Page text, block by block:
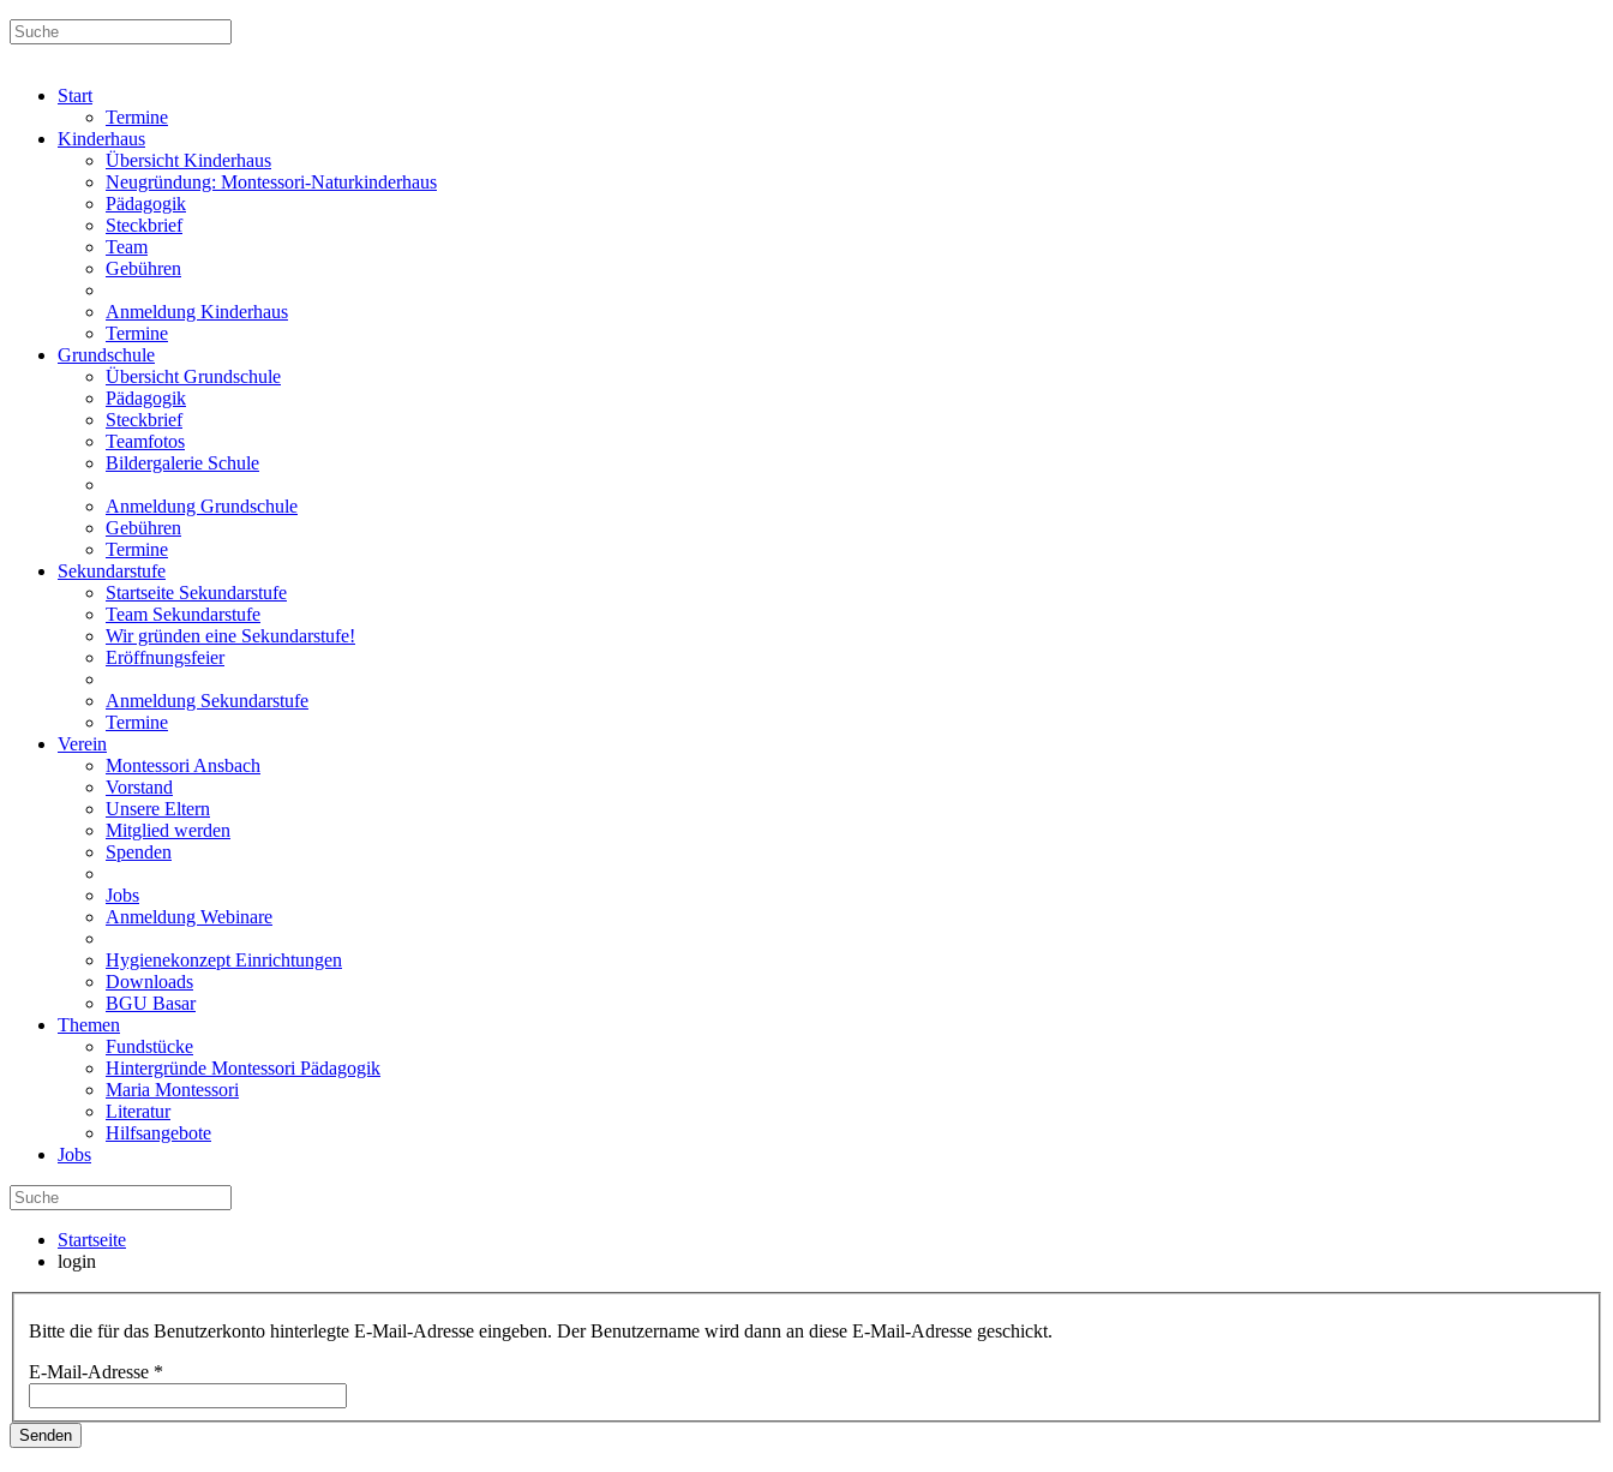
Start
Termine
Kinderhaus
Übersicht Kinderhaus
Neugründung: Montessori-Naturkinderhaus
Pädagogik
Steckbrief
Team
Gebühren
Anmeldung Kinderhaus
Termine
Grundschule
Übersicht Grundschule
Pädagogik
Steckbrief
Teamfotos
Bildergalerie Schule
Anmeldung Grundschule
Gebühren
Termine
Sekundarstufe
Startseite Sekundarstufe
Team Sekundarstufe
Wir gründen eine Sekundarstufe!
Eröffnungsfeier
Anmeldung Sekundarstufe
Termine
Verein
Montessori Ansbach
Vorstand
Unsere Eltern
Mitglied werden
Spenden
Jobs
Anmeldung Webinare
Hygienekonzept Einrichtungen
Downloads
BGU Basar
Themen
Fundstücke
Hintergründe Montessori Pädagogik
Maria Montessori
Literatur
Hilfsangebote
Jobs
Startseite
login
Bitte die für das Benutzerkonto hinterlegte E-Mail-Adresse eingeben. Der Benutzername wird dann an diese E-Mail-Adresse geschickt.
E-Mail-Adresse *
Senden